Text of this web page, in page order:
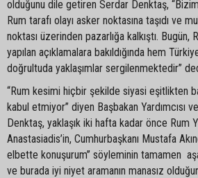
olduğunu dile getiren Serdar Denktaş,
Rum tarafı olayı asker noktasına taşıdı ve
noktası üzerinden pazarlığa kalkıştı. Bugün,
yapılan açıklamalara bakıldığında hem
doğrultuda yaklaşımlar sergilenmektedir”
“Rum kesimi hiçbir şekilde siyasi eşitlikten
kabul etmiyor” diyen Başbakan Yardımcısı
Denktaş, yaklaşık iki hafta kadar önce Rum
Anastasiadis’in, Cumhurbaşkanı Mustafa
elbette konuşurum’’ söyleminin tamamen
ve burada iyi niyet aramanın manasız